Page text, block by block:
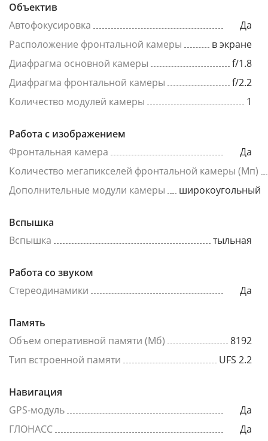
Объектив
Автофокусировка
Да
Расположение фронтальной камеры
в экране
Диафрагма основной камеры
f/1.8
Диафрагма фронтальной камеры
f/2.2
Количество модулей камеры
1
Работа с изображением
Фронтальная камера
Да
Количество мегапикселей фронтальной камеры (Мп)
Дополнительные модули камеры
широкоугольный
Вспышка
Вспышка
тыльная
Работа со звуком
Стереодинамики
Да
Память
Объем оперативной памяти (Мб)
8192
Тип встроенной памяти
UFS 2.2
Навигация
GPS-модуль
Да
ГЛОНАСС
Да